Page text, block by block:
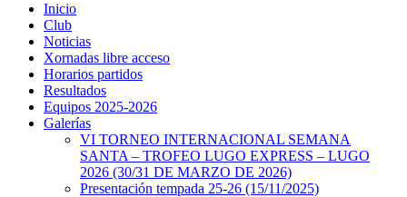
Inicio
Club
Noticias
Xornadas libre acceso
Horarios partidos
Resultados
Equipos 2025-2026
Galerías
VI TORNEO INTERNACIONAL SEMANA
SANTA – TROFEO LUGO EXPRESS – LUGO
2026 (30/31 DE MARZO DE 2026)
Presentación tempada 25-26 (15/11/2025)